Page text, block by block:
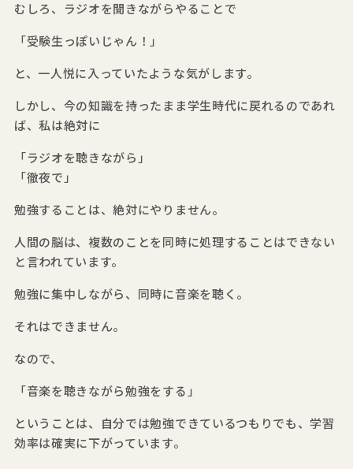
むしろ、ラジオを聞きながらやることで
「受験生っぽいじゃん！」
と、一人悦に入っていたような気がします。
しかし、今の知識を持ったまま学生時代に戻れるのであれ
ば、私は絶対に
「ラジオを聴きながら」
「徹夜で」
勉強することは、絶対にやりません。
人間の脳は、複数のことを同時に処理することはできない
と言われています。
勉強に集中しながら、同時に音楽を聴く。
それはできません。
なので、
「音楽を聴きながら勉強をする」
ということは、自分では勉強できているつもりでも、学習
効率は確実に下がっています。